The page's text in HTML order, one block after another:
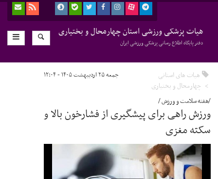
هیات پزشکی ورزشی استان چهارمحال و بختیاری
دفتر پایگاه اطلاع رسانی پزشکی ورزشی ایران
هیات های استانی
چهارمحال و بختیاری
جمعه ۲۵ اردیبهشت ۱۴۰۵ - ۱۲:۰۴
/هفته سلامت و ورزش /
ورزش راهی برای پیشگیری از فشارخون بالا و
سکته مغزی